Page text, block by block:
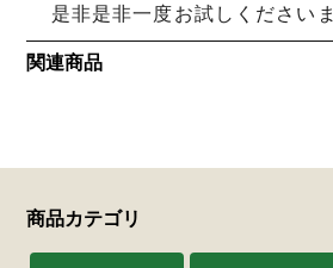
是非是非一度お試しください
関連商品
商品カテゴリ